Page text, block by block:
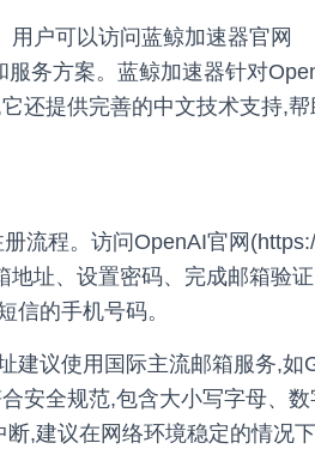
户可以访问蓝鲸加速器官网
务方案。蓝鲸加速器针对
还提供完善的中文技术支持,
流程。访问OpenAI官网
址、设置密码、完成邮箱验
信的手机号码。
建议使用国际主流邮箱服务,如
安全规范,包含大小写字母、
,建议在网络环境稳定的情况下